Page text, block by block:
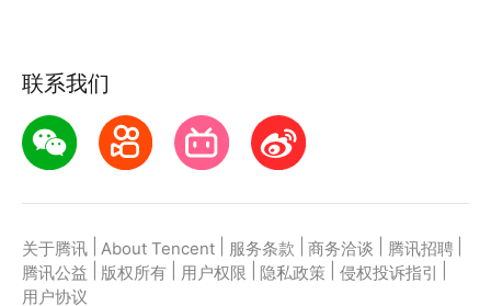
联系我们
关于腾讯 About Tencent 服务条款 商务洽谈 腾讯招聘
腾讯公益
版权所有 用户权限 隐私政策 侵权投诉指引
用户协议